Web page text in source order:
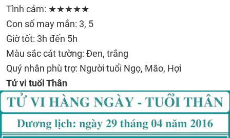
Tình cảm: ★★★★★
Con số may mắn: 3, 5
Giờ tốt: 3h đến 5h
Màu sắc cát tường: Đen, trắng
Quý nhân phù trợ: Người tuổi Ngọ, Mão, Hợi
Tử vi tuổi Thân